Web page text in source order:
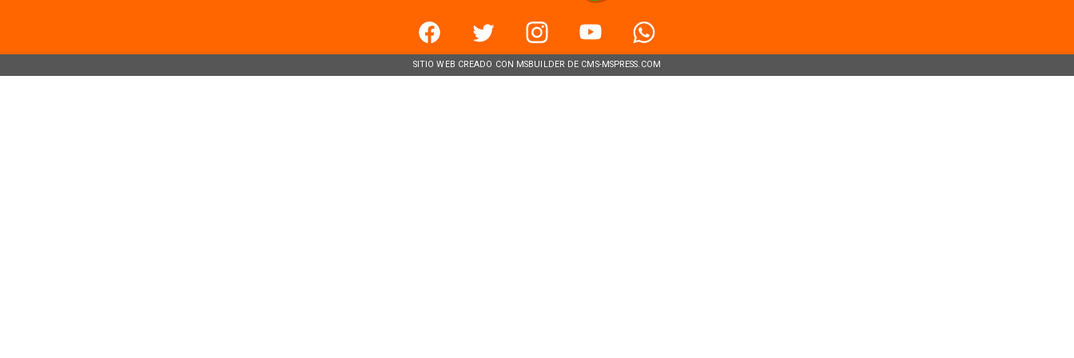
SITIO WEB CREADO CON MSBUILDER DE CMS-MSPRESS.COM